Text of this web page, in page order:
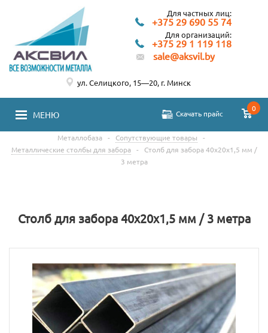
Для частных лиц:
+375 29 690 55 74
Для организаций:
+375 29 1 119 118
sale@aksvil.by
МЕНЮ Скачать прайс
0
ул. Селицкого, 15—20, г. Минск
Металлобаза - Сопутствующие товары
-
Металлические столбы для забора -
Столб для забора 40х20х1,5 мм /
3 метра
Столб для забора 40х20х1,5 мм / 3 метра